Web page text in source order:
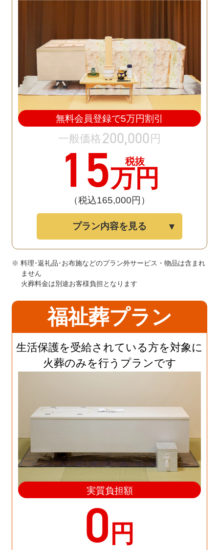
無料会員登録で5万円割引
一般価格200,000 円
15万円
税抜
（税込165,000円）
プラン内容を見る
※ 料理･返礼品･お布施などのプラン外サービス・物品は含まれ
ません
火葬料金は別途お客様負担となります
福祉葬プラン
生活保護を受給されている方を対象に
火葬のみを行うプランです
実質負担額
0 円